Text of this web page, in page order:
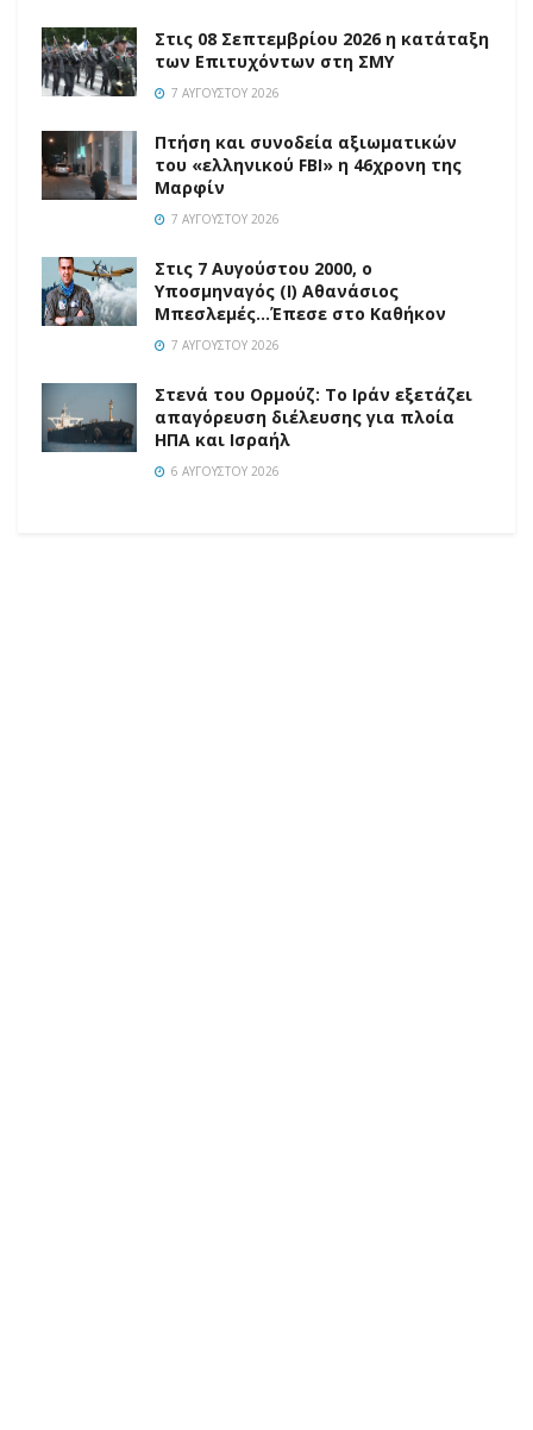
Στις 08 Σεπτεμβρίου 2026 η κατάταξη
των Επιτυχόντων στη ΣΜΥ
7 ΑΥΓΟΎΣΤΟΥ 2026
Πτήση και συνοδεία αξιωματικών
του «ελληνικού FBI» η 46χρονη της
Μαρφίν
7 ΑΥΓΟΎΣΤΟΥ 2026
Στις 7 Αυγούστου 2000, ο
Υποσμηναγός (Ι) Αθανάσιος
Μπεσλεμές…Έπεσε στο Καθήκον
7 ΑΥΓΟΎΣΤΟΥ 2026
Στενά του Ορμούζ: Το Ιράν εξετάζει
απαγόρευση διέλευσης για πλοία
ΗΠΑ και Ισραήλ
6 ΑΥΓΟΎΣΤΟΥ 2026